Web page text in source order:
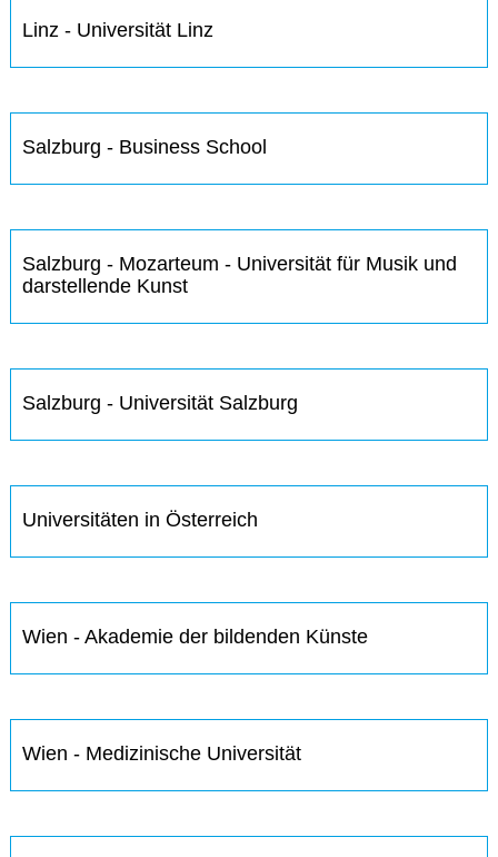
Linz - Universität Linz
Salzburg - Business School
Salzburg - Mozarteum - Universität für Musik und
darstellende Kunst
Salzburg - Universität Salzburg
Universitäten in Österreich
Wien - Akademie der bildenden Künste
Wien - Medizinische Universität